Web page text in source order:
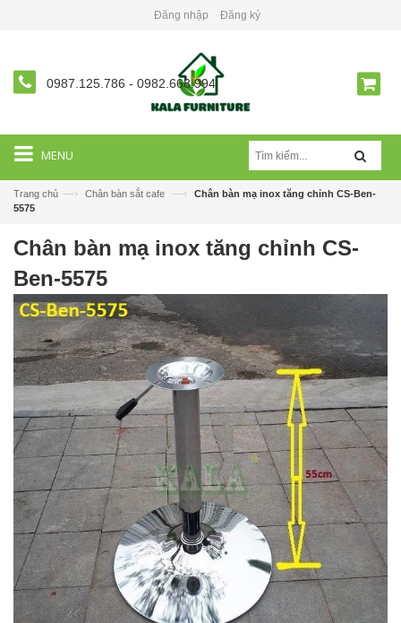
Đăng nhập Đăng ký
0987.125.786 - 0982.668.994
MENU
Trang chủ —› Chân bàn sắt cafe —›
Chân bàn mạ inox tăng chỉnh CS-Ben-
5575
Chân bàn mạ inox tăng chỉnh CS-
Ben-5575